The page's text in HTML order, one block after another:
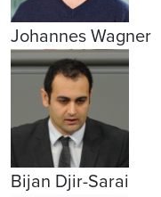
Johannes Wagner
Bijan Djir-Sarai